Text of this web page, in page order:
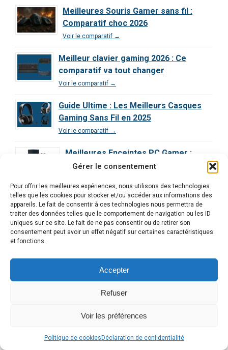
Gérer le consentement
Pour offrir les meilleures expériences, nous utilisons des technologies
telles que les cookies pour stocker et/ou accéder aux informations des
appareils. Le fait de consentir à ces technologies nous permettra de
traiter des données telles que le comportement de navigation ou les ID
uniques sur ce site. Le fait de ne pas consentir ou de retirer son
consentement peut avoir un effet négatif sur certaines caractéristiques
et fonctions.
Accepter
Refuser
Voir les préférences
Politique de cookies Déclaration de confidentialité
2026
qualité/prix de
2026 ?
Meilleures Souris Gamer sans fil :
Comparatif choc 2026
Voir le comparatif →
Meilleur clavier gaming 2026 : Ce
comparatif va tout changer
Voir le comparatif →
Guide Ultime : Les Meilleurs Casques
Gaming Sans Fil en 2025
Voir le comparatif →
Meilleures Enceintes PC Gamer :
Comparatif Complet
Meilleurs Écrans Gaming : Notre
Comparatif Détaillé
Voir le comparatif →
Notre Grand Comparatif
Voir le comparatif →
Comparatif des Processeurs pour le
Voir le comparatif →
Comparatif Exclusif | Les 3 Meilleurs